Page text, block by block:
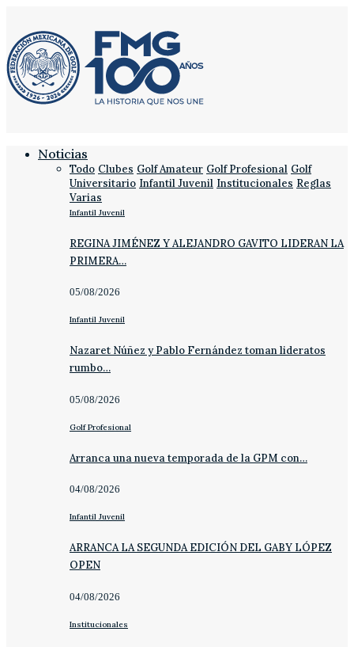
Noticias
Todo Clubes Golf Amateur Golf Profesional Golf
Universitario Infantil Juvenil Institucionales Reglas
Varias
Infantil Juvenil
REGINA JIMÉNEZ Y ALEJANDRO GAVITO LIDERAN LA
PRIMERA…
05/08/2026
Infantil Juvenil
Nazaret Núñez y Pablo Fernández toman lideratos
rumbo…
05/08/2026
Golf Profesional
Arranca una nueva temporada de la GPM con…
04/08/2026
Infantil Juvenil
ARRANCA LA SEGUNDA EDICIÓN DEL GABY LÓPEZ
OPEN
04/08/2026
Institucionales